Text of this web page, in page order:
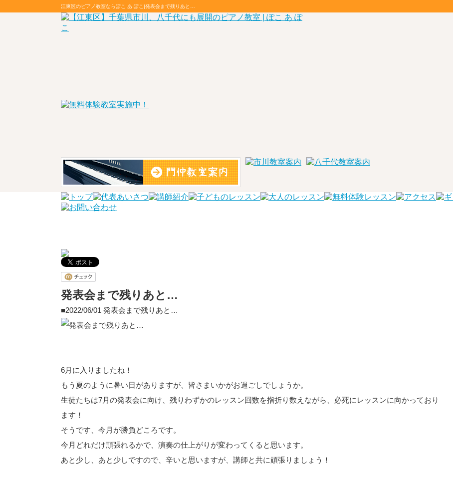
江東区のピアノ教室ならぽこ あ ぽこ|発表会まで残りあと…
発表会まで残りあと…
■2022/06/01 発表会まで残りあと…
6月に入りましたね！
もう夏のように暑い日がありますが、皆さまいかがお過ごしでしょうか。
生徒たちは7月の発表会に向け、残りわずかのレッスン回数を指折り数えながら、必死にレッスンに向かっており
ます！
そうです、今月が勝負どころです。
今月どれだけ頑張れるかで、演奏の仕上がりが変わってくると思います。
あと少し、あと少しですので、辛いと思いますが、講師と共に頑張りましょう！